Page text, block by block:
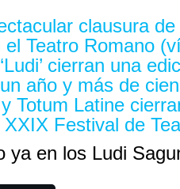
clausura
el Teatro Romano
cierran una
año y más de
Totum Latine
Festival de
ya en los Ludi